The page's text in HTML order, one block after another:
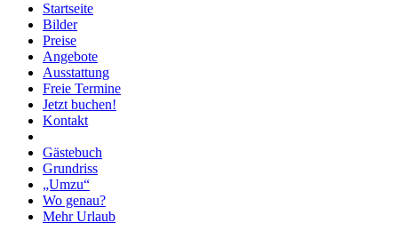
Startseite
Bilder
Preise
Angebote
Ausstattung
Freie Termine
Jetzt buchen!
Kontakt
Gästebuch
Grundriss
„Umzu“
Wo genau?
Mehr Urlaub